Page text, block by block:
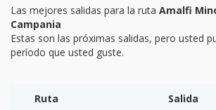
Las mejores salidas para la ruta Amalfi
Campania
Estas son las próximas salidas, pero usted
período que usted guste.
Ruta Salida